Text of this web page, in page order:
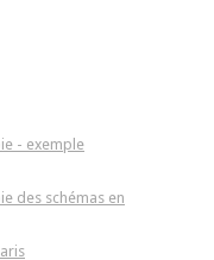
- exemple
des schémas en